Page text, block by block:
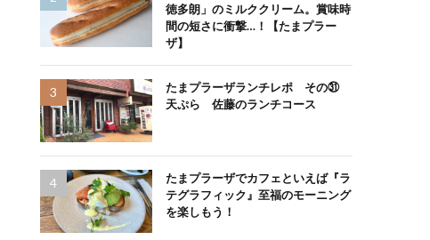
徳多朗」のミルククリーム。賞味時
間の短さに衝撃…！【たまプラー
ザ】
たまプラーザランチレポ その㉛
天ぷら 佐藤のランチコース
たまプラーザでカフェといえば『ラ
テグラフィック』至福のモーニング
を楽しもう！